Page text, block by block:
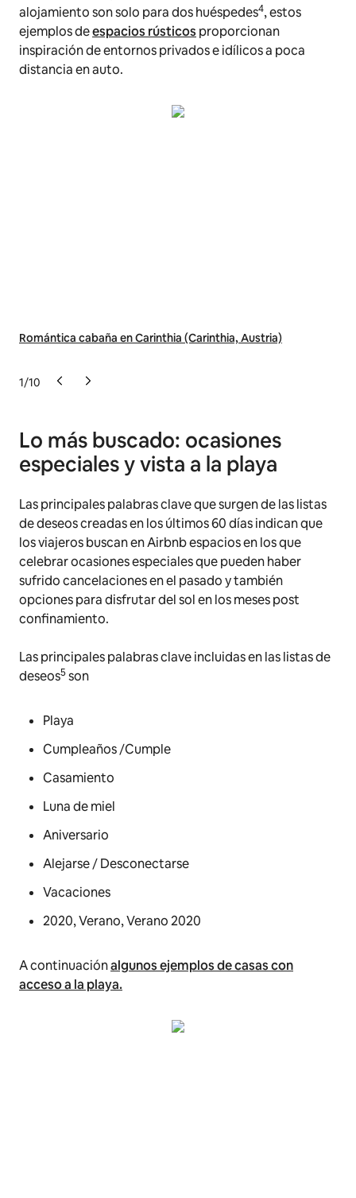
alojamiento son solo para dos huéspedes4, estos
ejemplos deespacios rústicos proporcionan
inspiración de entornos privados e idílicos a poca
distancia en auto.
Romántica cabaña en Carinthia (Carinthia, Austria)
1/10
Lo más buscado: ocasiones
especiales y vista a la playa
Las principales palabras clave que surgen de las listas
de deseos creadas en los últimos 60 días indican que
los viajeros buscan en Airbnb espacios en los que
celebrar ocasiones especiales que pueden haber
sufrido cancelaciones en el pasado y también
opciones para disfrutar del sol en los meses post
confinamiento.
Las principales palabras clave incluidas en las listas de
deseos5son
Playa
Cumpleaños /Cumple
Casamiento
Luna de miel
Aniversario
Alejarse / Desconectarse
Vacaciones
2020, Verano, Verano 2020
A continuaciónalgunos ejemplos de casas con
acceso a la playa.